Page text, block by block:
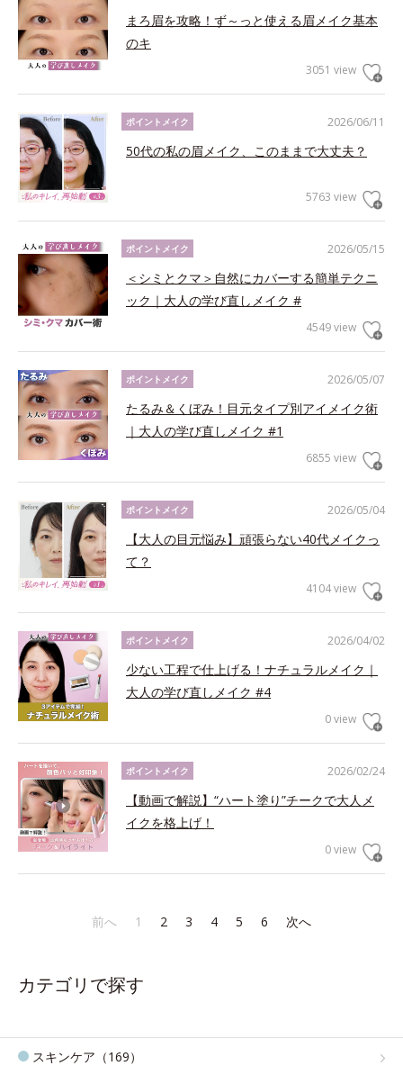
まろ眉を攻略！ず～っと使える眉メイク基本
のキ
3051 view
2026/06/11
ポイントメイク
50代の私の眉メイク、このままで大丈夫？
5763 view
2026/05/15
ポイントメイク
＜シミとクマ＞自然にカバーする簡単テクニ
ック｜大人の学び直しメイク #
4549 view
2026/05/07
ポイントメイク
たるみ＆くぼみ！目元タイプ別アイメイク術
｜大人の学び直しメイク #1
6855 view
2026/05/04
ポイントメイク
【大人の目元悩み】頑張らない40代メイクっ
て？
4104 view
2026/04/02
ポイントメイク
少ない工程で仕上げる！ナチュラルメイク｜
大人の学び直しメイク #4
0 view
2026/02/24
ポイントメイク
【動画で解説】“ハート塗り”チークで大人メ
イクを格上げ！
0 view
前へ 1 2 3 4 5 6 次へ
カテゴリで探す
スキンケア（169）